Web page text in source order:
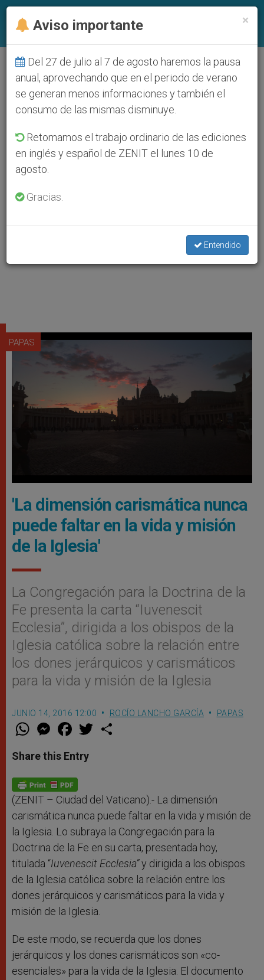
PAPAS
'La dimensión carismática nunca
puede faltar en la vida y misión
de la Iglesia'
La Congregación para la Doctrina de la
Fe presenta la carta “Iuvenescit
Ecclesia”, dirigida a los obispos de la
Iglesia católica sobre la relación entre
los dones jerárquicos y carismáticos
para la vida y misión de la Iglesia
JUNIO 14, 2016 12:00 ROCÍO LANCHO GARCÍA PAPAS
W
t
s
p
p
M
e
s
e
g
e
F
a
e
b
o
k
w
Share this Entry
(ZENIT – Ciudad del Vaticano).- La dimensión
carismática nunca puede faltar en la vida y misión de
la Iglesia. Lo subraya la Congregación para la
Doctrina de la Fe en su carta, presentada hoy,
titulada “Iuvenescit Ecclesia”y dirigida a los obispos
de la Iglesia católica sobre la relación entre los
dones jerárquicos y carismáticos para la vida y
misión de la Iglesia.
De este modo, se recuerda que los dones
jerárquicos y los dones carismáticos son «co-
esenciales» para la vida de la Iglesia. El documento
×
Aviso importante
Del 27 de julio al 7 de agosto haremos la pausa
anual, aprovechando que en el periodo de verano
se generan menos informaciones y también el
consumo de las mismas disminuye.
Retomamos el trabajo ordinario de las ediciones
en inglés y español de ZENIT el lunes 10 de
agosto.
Gracias.
Entendido